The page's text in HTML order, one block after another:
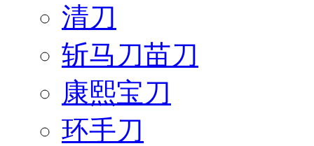
清刀
斩马刀苗刀
康熙宝刀
环手刀